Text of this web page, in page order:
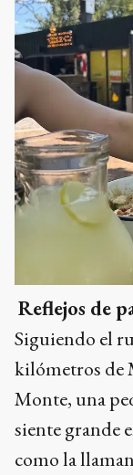
Reflejos de
Siguiendo el
kilómetros de
Monte, una
siente grande
como la